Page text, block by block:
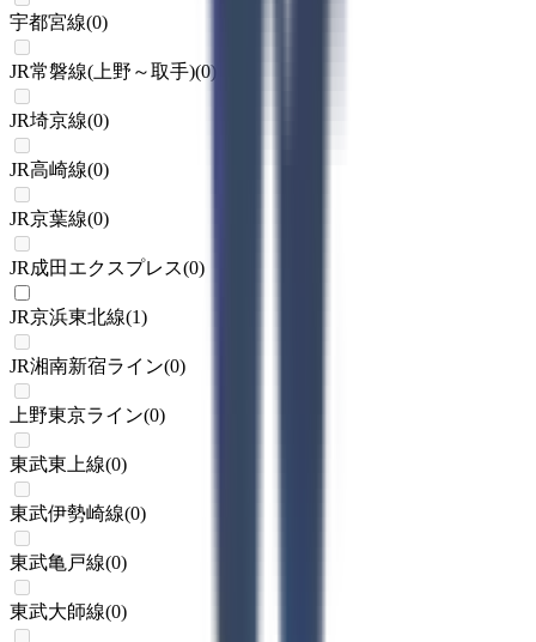
宇都宮線(0)
JR常磐線(上野～取手)(0)
JR埼京線(0)
JR高崎線(0)
JR京葉線(0)
JR成田エクスプレス(0)
JR京浜東北線(1)
JR湘南新宿ライン(0)
上野東京ライン(0)
東武東上線(0)
東武伊勢崎線(0)
東武亀戸線(0)
東武大師線(0)